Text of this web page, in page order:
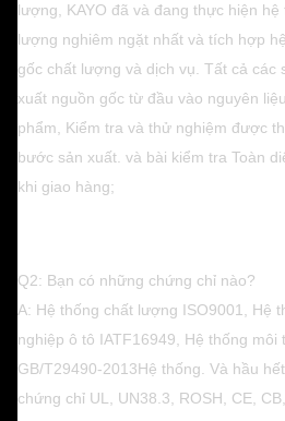
lượng, KAYO đã và đang thực hiện
lượng nghiêm ngặt nhất và tích hợp
gốc chất lượng và dịch vụ. Tất cả các
xuất nguồn gốc từ đầu vào nguyên
phẩm, Kiểm tra và thử nghiệm được
bước sản xuất. và bài kiểm tra Toàn
khi giao hàng;
Q2: Bạn có những chứng chỉ nào?
A: Hệ thống chất lượng ISO9001, Hệ
nghiệp ô tô IATF16949, Hệ thống môi
GB/T29490-2013Hệ thống. Và hầu
chứng chỉ UL, UN38.3, ROSH, CE,